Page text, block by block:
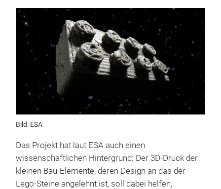
Bild: ESA
Das Projekt hat laut ESA auch einen
wissenschaftlichen Hintergrund: Der 3D-Druck der
kleinen Bau-Elemente, deren Design an das der
Lego-Steine angelehnt ist, soll dabei helfen,